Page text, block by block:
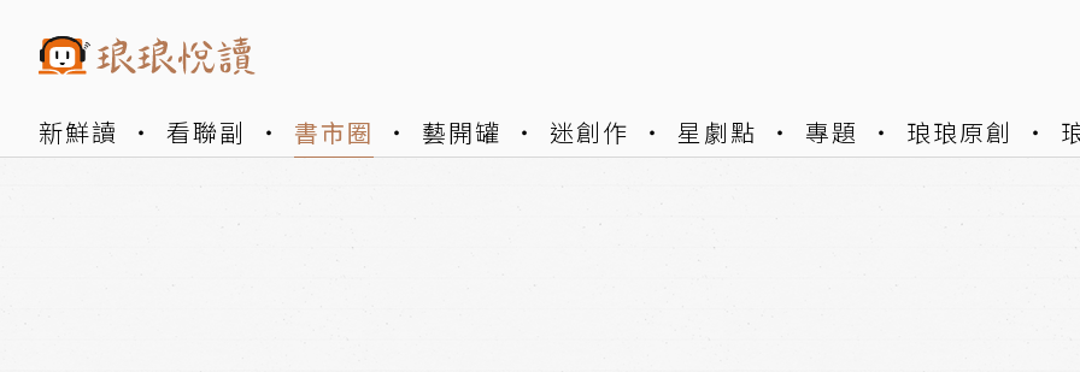
新鮮讀 看聯副 書市圈 藝開罐 迷創作 星劇點 專題 琅琅原創